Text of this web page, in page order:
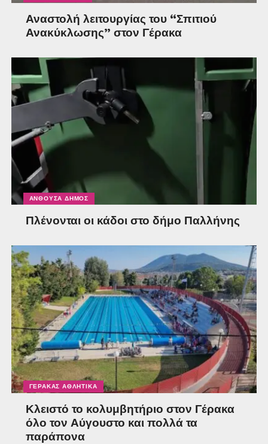
Αναστολή λειτουργίας του “Σπιτιού
Ανακύκλωσης” στον Γέρακα
ΑΝΘΟΎΣΑ ΔΉΜΟΣ
Πλένονται οι κάδοι στο δήμο Παλλήνης
ΓΈΡΑΚΑΣ ΑΘΛΗΤΙΚΆ
Κλειστό το κολυμβητήριο στον Γέρακα
όλο τον Αύγουστο και πολλά τα
παράπονα